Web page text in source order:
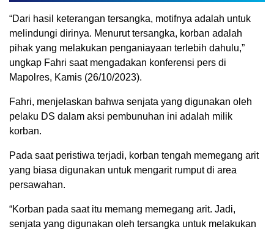
“Dari hasil keterangan tersangka, motifnya adalah untuk
melindungi dirinya. Menurut tersangka, korban adalah
pihak yang melakukan penganiayaan terlebih dahulu,”
ungkap Fahri saat mengadakan konferensi pers di
Mapolres, Kamis (26/10/2023).
Fahri, menjelaskan bahwa senjata yang digunakan oleh
pelaku DS dalam aksi pembunuhan ini adalah milik
korban.
Pada saat peristiwa terjadi, korban tengah memegang arit
yang biasa digunakan untuk mengarit rumput di area
persawahan.
“Korban pada saat itu memang memegang arit. Jadi,
senjata yang digunakan oleh tersangka untuk melakukan